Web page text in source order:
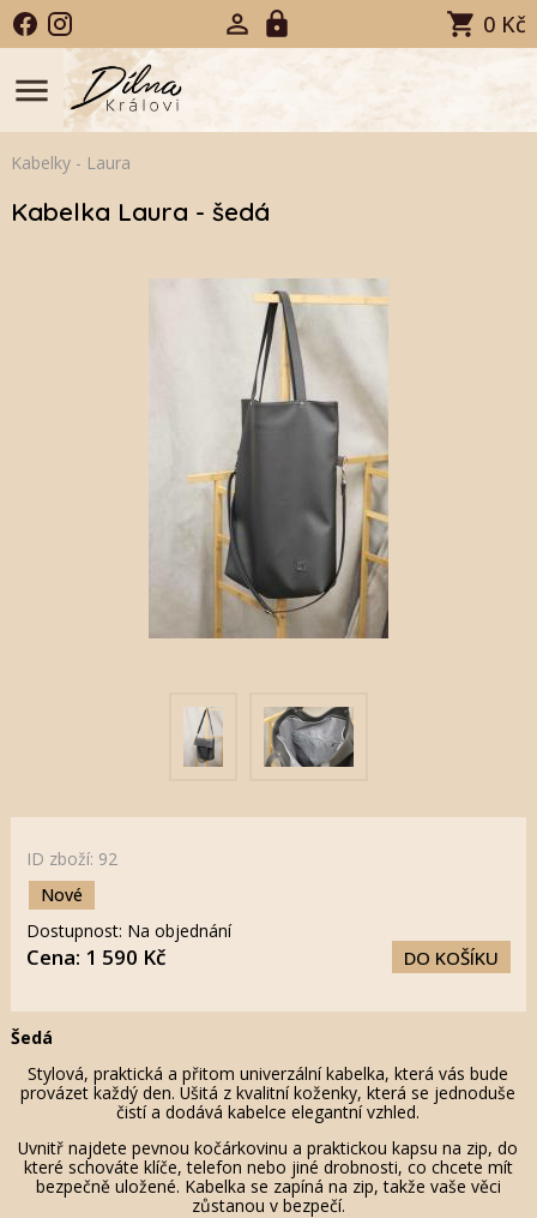
0 Kč
menu
Kabelky- Laura
Kabelka Laura - šedá
ID zboží: 92
Nové
Dostupnost: Na objednání
Cena: 1 590 Kč DO KOŠÍKU
Šedá
Stylová, praktická a přitom univerzální kabelka, která vás bude
provázet každý den. Ušitá z kvalitní koženky, která se jednoduše
čistí a dodává kabelce elegantní vzhled.
Uvnitř najdete pevnou kočárkovinu a praktickou kapsu na zip, do
které schováte klíče, telefon nebo jiné drobnosti, co chcete mít
bezpečně uložené. Kabelka se zapíná na zip, takže vaše věci
zůstanou v bezpečí.